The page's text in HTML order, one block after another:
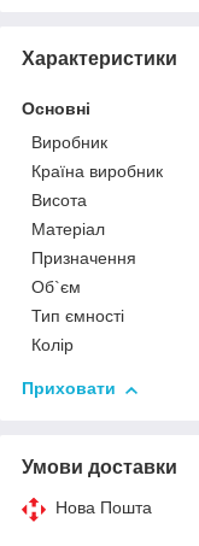
Характеристики
Основні
Виробник
Країна виробник
Висота
Матеріал
Призначення
Об`єм
Тип ємності
Колір
Приховати
Умови доставки
Нова Пошта